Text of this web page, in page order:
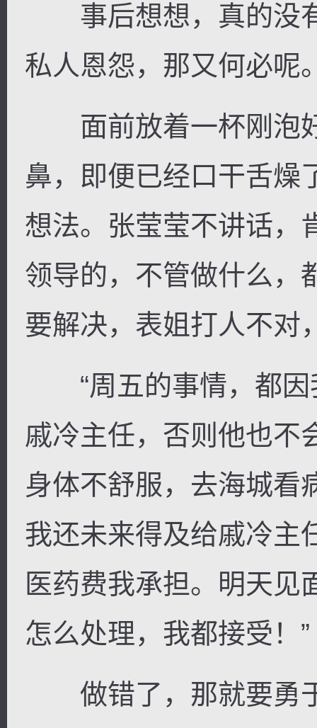
事后想想，真的没
私人恩怨，那又何必呢
面前放着一杯刚泡
鼻，即便已经口干舌燥
想法。张莹莹不讲话，
领导的，不管做什么，
要解决，表姐打人不对
“周五的事情，都因
戚冷主任，否则他也不
身体不舒服，去海城看
我还未来得及给戚冷主
医药费我承担。明天见
怎么处理，我都接受！”
做错了，那就要勇